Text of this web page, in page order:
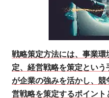
戦略策定方法には、事業
定、経営戦略を策定とい
が企業の強みを活かし、
営戦略を策定するポイント